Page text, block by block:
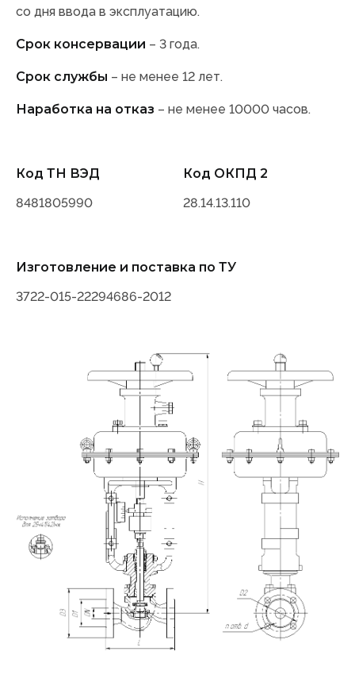
со дня ввода в эксплуатацию.
Срок консервации – 3 года.
Срок службы – не менее 12 лет.
Наработка на отказ – не менее 10000 часов.
Код ТН ВЭД
8481805990
Код ОКПД 2
28.14.13.110
Изготовление и поставка по ТУ
3722-015-22294686-2012